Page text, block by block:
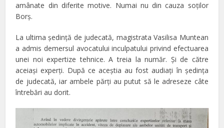
amânate din diferite motive. Numai nu din cauza soţilor
Borş.
La ultima şedinţă de judecată, magistrata Vasilisa Muntean
a admis demersul avocatului inculpatului privind efectuarea
unei noi expertize tehnice. A treia la număr. Şi de către
aceiaşi experţi. După ce aceştia au fost audiaţi în şedinţa
de judecată, iar ambele părţi au putut să le adreseze câte
întrebări au dorit.